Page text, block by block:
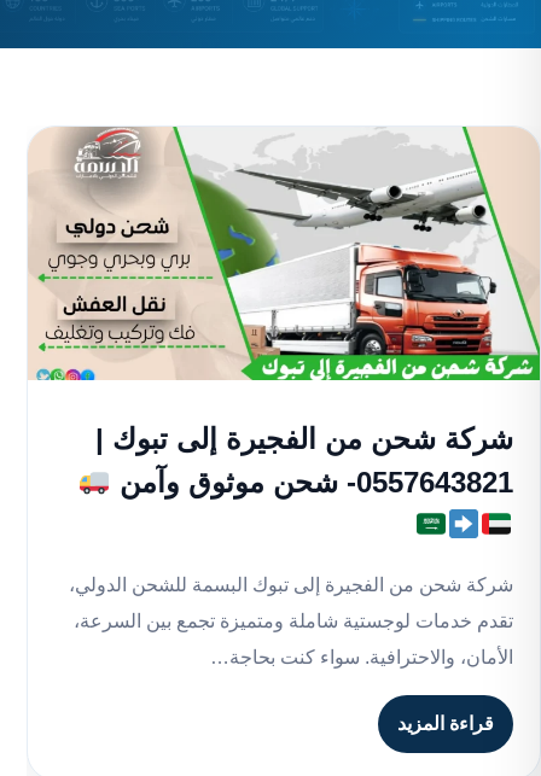
شركة شحن من الفجيرة إلى تبوك |
0557643821- شحن موثوق وآمن
شركة شحن من الفجيرة إلى تبوك البسمة للشحن الدولي،
تقدم خدمات لوجستية شاملة ومتميزة تجمع بين السرعة،
الأمان، والاحترافية. سواء كنت بحاجة…
قراءة المزيد